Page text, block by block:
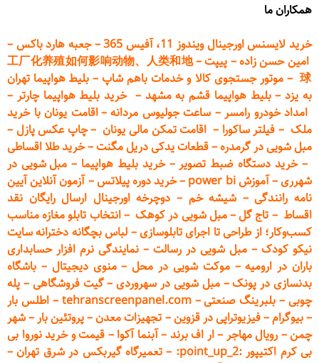
همکاران ما
خرید لایسنس اورجینال ویندوز 11، آفیس 365
–جعبه هارد باکس –
امین حسن زاده– پیپت–
工厂化养殖如何影响动物、人类和地
球
– موتور جستجوی کالا و خدمات باهم شاپ– بلیط هواپیما تهران
به یزد–بلیط هواپیما قشم به مشهد –خرید بلیط هواپیما چارتر –
امداد خودرو رامسر – ساعت جولیوس مردانه–اقامت یونان با خرید
ملک – فیلتر ساکورا – اقامت تمکن مالی یونان –چاپ عکس پازل –
مبل شویی در گرمدره–قطعاتیدکی دریل مگنت–خرید طلا اقساطی
–خرید دستگاه ضبط تصویر –خرید بلیط هواپیما –مبل شویی در
شهرری–آموزش power bi –خرید دورهپیلاتس–آزمون آنلاین آیین
نامه رانندگی– شیشه خم – دوچرخه اورجینال ارسال رایگان نقد
اقساط – تاج گل–مبل شویی در کوهک–انتخاب تابلو مغازه مناسب
کسب‌وکار؛ از طراحی تا اجرای تابلوسازی– لباس بچگانه دخترانه سایت
نیکو کودک – مبل شویی در رسالت – نمایندگی نرم افزار حسابداری
باران در ارومیه–موکت شویی در محل–منوی دیجیتال – باشگاه
بدنسازی در پونک–مبل شویی در سهروردی–گیت فروشگاهی – پله
چوبی – بلبرینگ صنعتی–
tehranscreenpanel.com
–اطلس بار
–بیوگرام–فیزیوتراپی در قزوین– تجهیزات معدن–پروتئین بار –شهر
چمن– رویال مهاجر –ار اف برند –آبنما آکوا – قیمت و خرید نوروا بی
بی کرم اکتیپور :point_up_2:
– تعمیرگاه گیربکس در شرق تهران–